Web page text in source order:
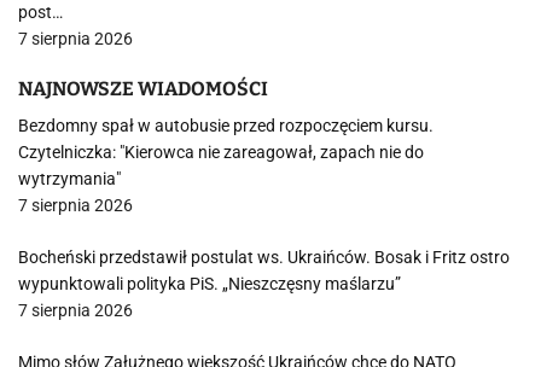
post…
7 sierpnia 2026
NAJNOWSZE WIADOMOŚCI
Bezdomny spał w autobusie przed rozpoczęciem kursu.
Czytelniczka: "Kierowca nie zareagował, zapach nie do
wytrzymania"
7 sierpnia 2026
Bocheński przedstawił postulat ws. Ukraińców. Bosak i Fritz ostro
wypunktowali polityka PiS. „Nieszczęsny maślarzu”
7 sierpnia 2026
Mimo słów Załużnego większość Ukraińców chce do NATO